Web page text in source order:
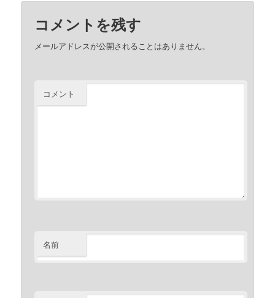
コメントを残す
メールアドレスが公開されることはありません。
コメント
名前